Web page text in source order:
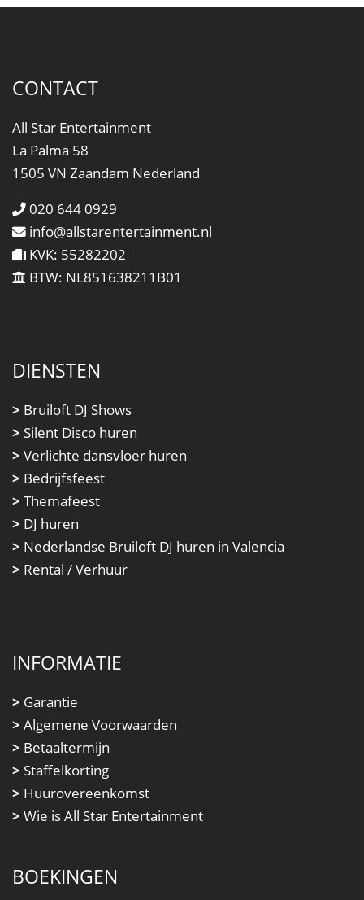
CONTACT
All Star Entertainment
La Palma 58
1505 VN Zaandam Nederland
020 644 0929
info@allstarentertainment.nl
KVK: 55282202
BTW: NL851638211B01
DIENSTEN
> Bruiloft DJ Shows
> Silent Disco huren
> Verlichte dansvloer huren
> Bedrijfsfeest
> Themafeest
> DJ huren
> Nederlandse Bruiloft DJ huren in Valencia
> Rental / Verhuur
INFORMATIE
> Garantie
> Algemene Voorwaarden
> Betaaltermijn
> Staffelkorting
> Huurovereenkomst
> Wie is All Star Entertainment
BOEKINGEN